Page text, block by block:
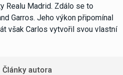
Realu Madrid. Zdálo se to
Garros. Jeho výkon připomínal
však Carlos vytvořil svou vlastní
Články autora